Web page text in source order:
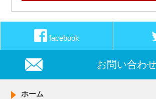
facebook
お問い合わせ
ホーム